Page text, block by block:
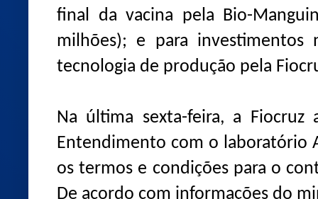
final da vacina pela Bio-
milhões); e para investimentos
tecnologia de produção pela
Na última sexta-feira, a Fiocruz
Entendimento com o laboratório
os termos e condições para o
De acordo com informações do